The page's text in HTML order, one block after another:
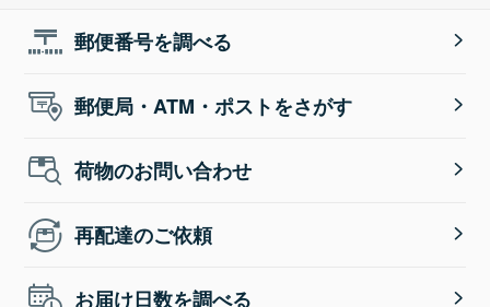
郵便番号を調べる
郵便局・ATM・ポストをさがす
荷物のお問い合わせ
再配達のご依頼
お届け日数を調べる